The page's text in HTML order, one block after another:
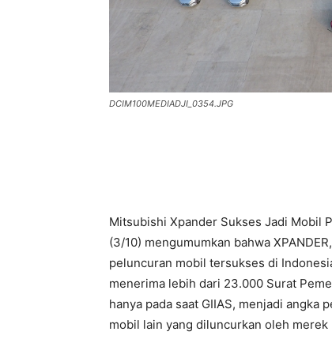
DCIM100MEDIADJI_0354.JPG
Mitsubishi Xpander Sukses Jadi Mobil
(3/10) mengumumkan bahwa
peluncuran mobil tersukses di
menerima lebih dari 23.000 Surat
hanya pada saat GIIAS, menjadi angka
mobil lain yang diluncurkan oleh